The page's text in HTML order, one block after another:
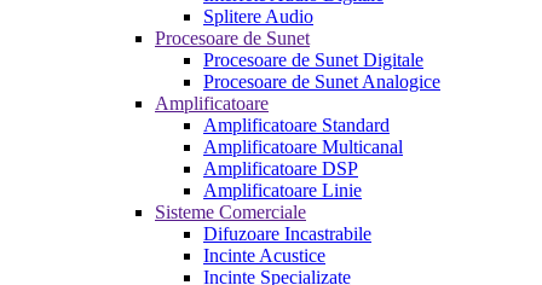
Splitere Audio
Procesoare de Sunet
Procesoare de Sunet Digitale
Procesoare de Sunet Analogice
Amplificatoare
Amplificatoare Standard
Amplificatoare Multicanal
Amplificatoare DSP
Amplificatoare Linie
Sisteme Comerciale
Difuzoare Incastrabile
Incinte Acustice
Incinte Specializate